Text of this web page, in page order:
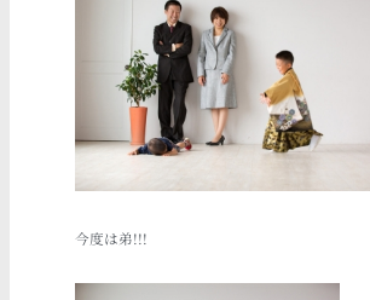
今度は弟!!!